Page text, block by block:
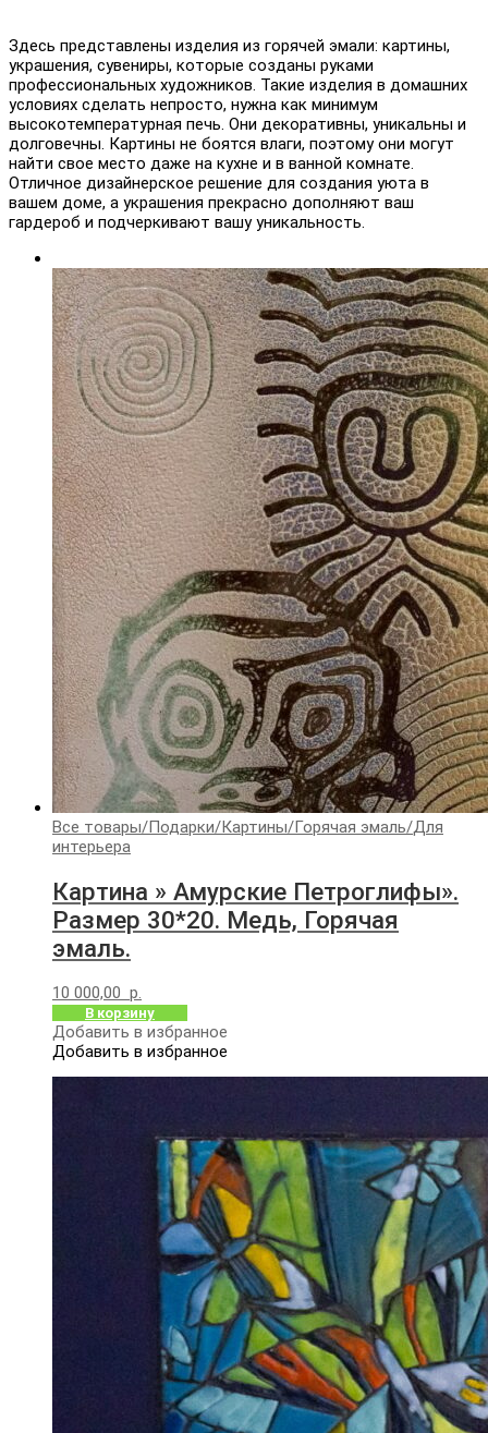
Здесь представлены изделия из горячей эмали: картины,
украшения, сувениры, которые созданы руками
профессиональных художников. Такие изделия в домашних
условиях сделать непросто, нужна как минимум
высокотемпературная печь. Они декоративны, уникальны и
долговечны. Картины не боятся влаги, поэтому они могут
найти свое место даже на кухне и в ванной комнате.
Отличное дизайнерское решение для создания уюта в
вашем доме, а украшения прекрасно дополняют ваш
гардероб и подчеркивают вашу уникальность.
Все товары/Подарки/Картины/Горячая эмаль/Для
интерьера
Картина » Амурские Петроглифы».
Размер 30*20. Медь, Горячая
эмаль.
10 000,00 р.
В корзину
Добавить в избранное
Добавить в избранное